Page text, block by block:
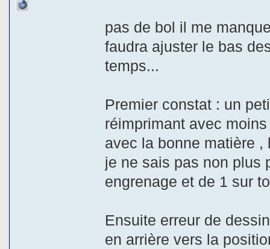
pas de bol il me
faudra ajuster le bas
temps...
Premier constat : un
réimprimant avec
avec la bonne matière
je ne sais pas non plus
engrenage et de 1 sur
Ensuite erreur de
en arrière vers la